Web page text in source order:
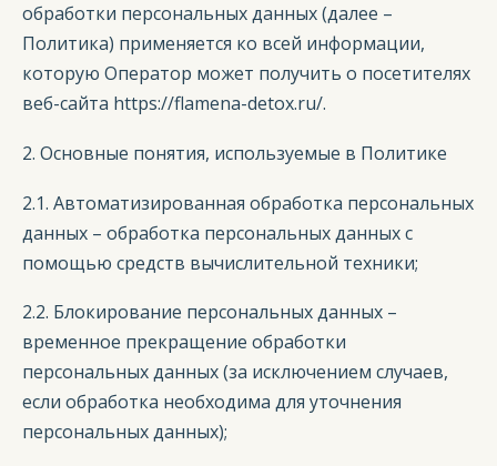
обработки персональных данных (далее –
Политика) применяется ко всей информации,
которую Оператор может получить о посетителях
веб-сайта https://flamena-detox.ru/.
2. Основные понятия, используемые в Политике
2.1. Автоматизированная обработка персональных
данных – обработка персональных данных с
помощью средств вычислительной техники;
2.2. Блокирование персональных данных –
временное прекращение обработки
персональных данных (за исключением случаев,
если обработка необходима для уточнения
персональных данных);